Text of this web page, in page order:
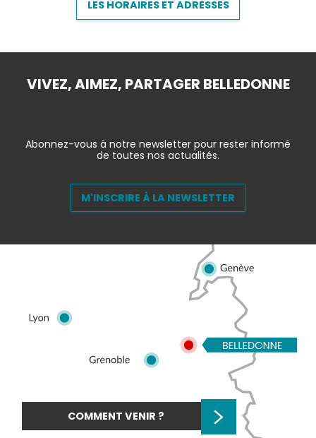
LES HORAIRES ET ADRESSES
VIVEZ, AIMEZ, PARTAGER BELLEDONNE
Abonnez-vous à notre newsletter pour rester informé
de toutes nos actualités.
M'INSCRIRE À LA NEWSLETTER
COMMENT VENIR ?